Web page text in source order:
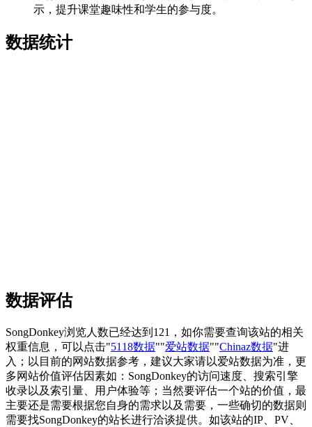
示，提升课堂趣味性和学生的参与度。
数据统计
数据评估
SongDonkey浏览人数已经达到121，如你需要查询该站的相关
权重信息，可以点击"5118数据""爱站数据""Chinaz数据"进
入；以目前的网站数据参考，建议大家请以爱站数据为准，更
多网站价值评估因素如：SongDonkey的访问速度、搜索引擎
收录以及索引量、用户体验等；当然要评估一个站的价值，最
主要还是需要根据您自身的需求以及需要，一些确切的数据则
需要找SongDonkey的站长进行洽谈提供。如该站的IP、PV、